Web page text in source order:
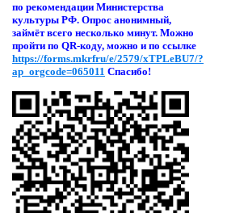
по рекомендации Министерства
культуры РФ. Опрос анонимный,
займёт всего несколько минут. Можно
пройти по QR-коду, можно и по ссылке
https://forms.mkrfru/e/2579/xTPLeBU7/?
ap_orgcode=065011 Спасибо!